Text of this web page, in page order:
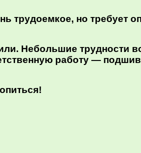
трудоемкое, но требует
Небольшие трудности
работу —